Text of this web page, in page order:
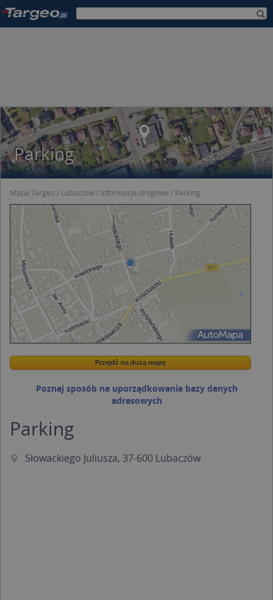
Parking
Mapa Targeo Lubaczów Informacje drogowe Parking
Wstaw tę mapkę na swoją stronę
Przejdź na dużą mapę
Przejdź na dużą mapę
Poznaj sposób na uporządkowanie bazy danych
adresowych
Parking
Słowackiego Juliusza, 37-600 Lubaczów